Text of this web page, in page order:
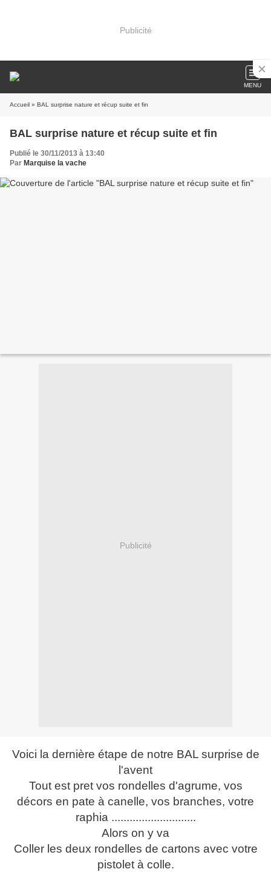
Publicité
MENU
Accueil » BAL surprise nature et récup suite et fin
BAL surprise nature et récup suite et fin
Publié le 30/11/2013 à 13:40
Par Marquise la vache
Publicité
Voici la dernière étape de notre BAL surprise de
l'avent
Tout est pret vos rondelles d'agrume, vos
décors en pate à canelle, vos branches, votre
raphia ............................
Alors on y va
Coller les deux rondelles de cartons avec votre
pistolet à colle.